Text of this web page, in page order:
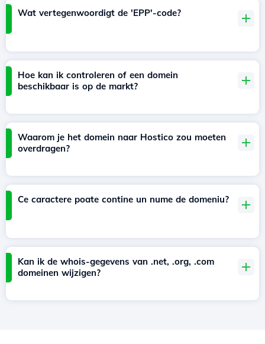
Wat vertegenwoordigt de 'EPP'-code?
Hoe kan ik controleren of een domein
beschikbaar is op de markt?
Waarom je het domein naar Hostico zou moeten
overdragen?
Ce caractere poate contine un nume de domeniu?
Kan ik de whois-gegevens van .net, .org, .com
domeinen wijzigen?